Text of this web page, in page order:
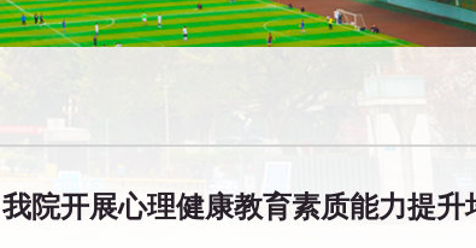
我院开展心理健康教育素质能力提升